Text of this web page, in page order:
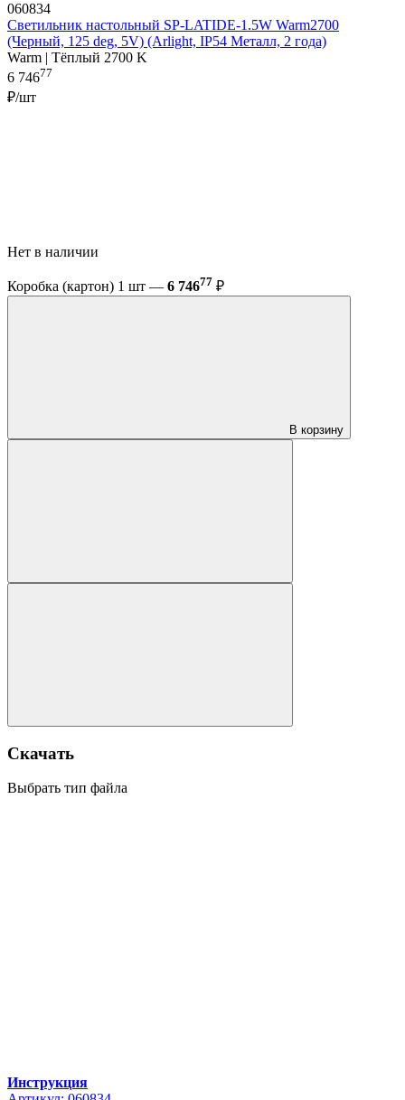
060834
Светильник настольный SP-LATIDE-1.5W Warm2700
(Черный, 125 deg, 5V) (Arlight, IP54 Металл, 2 года)
Warm | Тёплый 2700 K
6 74677
₽/шт
Нет в наличии
Коробка (картон) 1 шт — 6 74677 ₽
В корзину
Скачать
Выбрать тип файла
Инструкция